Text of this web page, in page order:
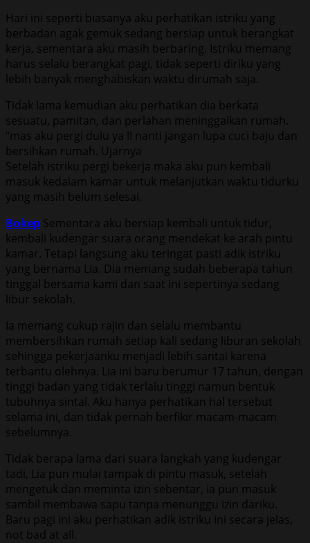
Hari ini seperti biasanya aku perhatikan istriku yang
berbadan agak gemuk sedang bersiap untuk berangkat
kerja, sementara aku masih berbaring. Istriku memang
harus selalu berangkat pagi, tidak seperti diriku yang
lebih banyak menghabiskan waktu dirumah saja.
Tidak lama kemudian aku perhatikan dia berkata
sesuatu, pamitan, dan perlahan meninggalkan rumah.
“mas aku pergi dulu ya !! nanti jangan lupa cuci baju dan
bersihkan rumah. Ujarnya
Setelah istriku pergi bekerja maka aku pun kembali
masuk kedalam kamar untuk melanjutkan waktu tidurku
yang masih belum selesai.
Bokep Sementara aku bersiap kembali untuk tidur,
kembali kudengar suara orang mendekat ke arah pintu
kamar. Tetapi langsung aku teringat pasti adik istriku
yang bernama Lia. Dia memang sudah beberapa tahun
tinggal bersama kami dan saat ini sepertinya sedang
libur sekolah.
Ia memang cukup rajin dan selalu membantu
membersihkan rumah setiap kali sedang liburan sekolah
sehingga pekerjaanku menjadi lebih santai karena
terbantu olehnya. Lia ini baru berumur 17 tahun, dengan
tinggi badan yang tidak terlalu tinggi namun bentuk
tubuhnya sintal. Aku hanya perhatikan hal tersebut
selama ini, dan tidak pernah berfikir macam-macam
sebelumnya.
Tidak berapa lama dari suara langkah yang kudengar
tadi, Lia pun mulai tampak di pintu masuk, setelah
mengetuk dan meminta izin sebentar, ia pun masuk
sambil membawa sapu tanpa menunggu izin dariku.
Baru pagi ini aku perhatikan adik istriku ini secara jelas,
not bad at all.